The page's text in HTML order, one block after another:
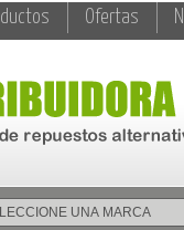
Ofertas